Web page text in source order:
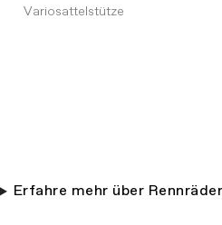
Variosattelstütze
Erfahre mehr über Rennräder